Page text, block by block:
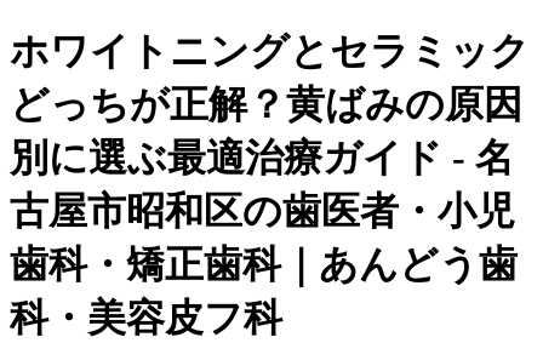
ホワイトニングとセラミック
どっちが正解？黄ばみの原因
別に選ぶ最適治療ガイド - 名
古屋市昭和区の歯医者・小児
歯科・矯正歯科｜あんどう歯
科・美容皮フ科